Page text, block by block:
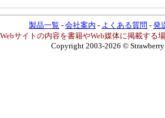
製品一覧 - 会社案内 - よくある質問 - 発
サイトの内容を書籍やWeb媒体に掲載する
Copyright 2003-2026 ©